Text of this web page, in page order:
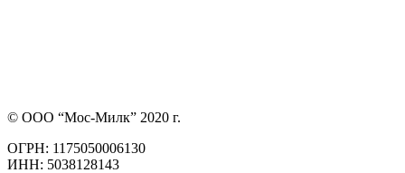
© ООО “Мос-Милк” 2020 г.
ОГРН: 1175050006130
ИНН: 5038128143